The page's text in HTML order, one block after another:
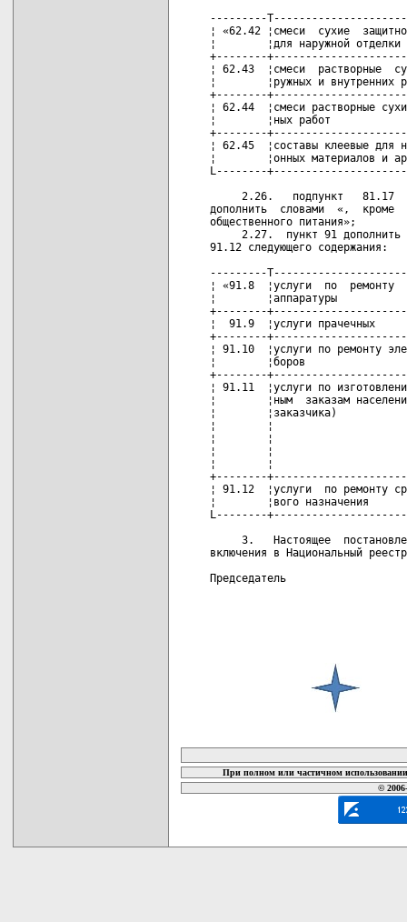
---------
¦ «62.42 ¦смеси  сухие
¦        ¦для наружной
+--------
¦ 62.43  ¦смеси  растворные
¦        ¦ружных и
+--------
¦ 62.44  ¦смеси растворные
¦        ¦ных работ
+--------
¦ 62.45  ¦составы клеевые для
¦        ¦онных материалов
L--------
2.26.   подпункт   81.17
дополнить  словами  «,  кроме
общественного питания»;
2.27.  пункт 91
91.12 следующего содержания:
---------
¦ «91.8  ¦услуги  по  ремонту
¦        ¦аппаратуры
+--------
¦  91.9  ¦услуги
+--------
¦ 91.10  ¦услуги по ремонту
¦        ¦боров
+--------
¦ 91.11  ¦услуги по
¦        ¦ным  заказам
¦        ¦заказчика)
¦        ¦
¦        ¦
¦        ¦
¦        ¦
+--------
¦ 91.12  ¦услуги  по ремонту
¦        ¦вого
L--------
3.   Настоящее
включения в Национальный
Председатель
При полном или частичном
©